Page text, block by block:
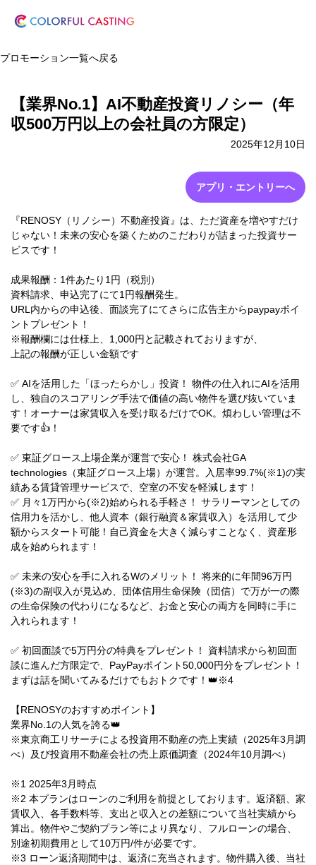
プロモーション一覧へ戻る
【業界No.1】AI不動産投資リノシー（年
収500万円以上の会社員の方限定）
2025年12月10日
アプリ・エントリーへ
『RENOSY（リノシー）不動産投資』は、ただ資産を増やすだけ
じゃない！未来の安心を築くためのこだわりが詰まった投資サー
ビスです！
成果報酬：1件あたり1円（税別）
資料請求、申込完了にて1円報酬発生。
URL内からの申込後、面談完了にてさらに広告主からpaypayポイ
ントプレゼント！
※報酬欄には仕様上、1,000円と記載されておりますが、
上記の報酬が正しい金額です
✅ AIを活用した「ほったらかし」投資！ 物件の仕入れにAIを活用
し、独自のスコアリング手法で価値の高い物件を選び抜いていま
す！オーナーは家賃収入を受け取るだけでOK。煩わしい管理は不
要です👍！
✅ 東証グロース上場企業が運営で安心！ 株式会社GA
technologies（東証グロース上場）が運営。入居率99.7%(※1)の実
績ある賃貸管理サービスで、空室の不安を軽減します！
✅ 月々1万円から(※2)始められる手軽さ！ サラリーマンとしての
信用力を活かし、他人資本（銀行融資＆家賃収入）を活用して少
額からスタート可能！自己資金を大きく減らすことなく、資産形
成を始められます！
✅ 未来の安心を手に入れるWのメリット！ 将来的に年間96万円
(※3)の副収入が見込め、団体信用生命保険（団信）で万が一の際
の生命保険の代わりになるなど、お金と安心の両方を同時に手に
入れられます！
✅ 初回面談で5万円分の特典をプレゼント！ 資料請求から初回面
談に進んだ方限定で、PayPayポイント50,000円分をプレゼント！
まずは話を聞いてみるだけでもおトクです！👑※4
【RENOSYのおすすめポイント】
業界No.1の人気を誇る👑
※東京商工リサーチによる投資用不動産の売上実績（2025年3月調
べ）及び投資用不動産会社の売上原価調査（2024年10月調べ）
※1 2025年3月時点
※2 本プランはローンのご利用を前提としております。返済額、家
賃収入、各手数料等、支出と収入との差額について当社実績から
算出。物件やご契約プラン等により異なり、フルローンの場合、
別途初期費用として10万円/件が必要です。
※3 ローン返済期間中は、返済に充当されます。物件購入後、当社